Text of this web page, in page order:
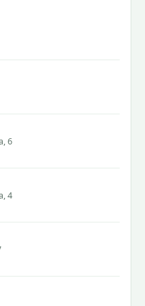
6
4